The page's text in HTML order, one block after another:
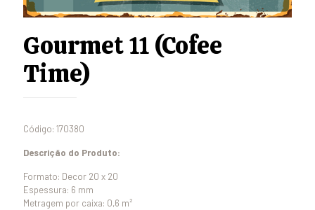
Gourmet 11 (Cofee
Time)
Código: 170380
Descrição do Produto:
Formato: Decor 20 x 20
Espessura: 6 mm
Metragem por caixa: 0,6 m²